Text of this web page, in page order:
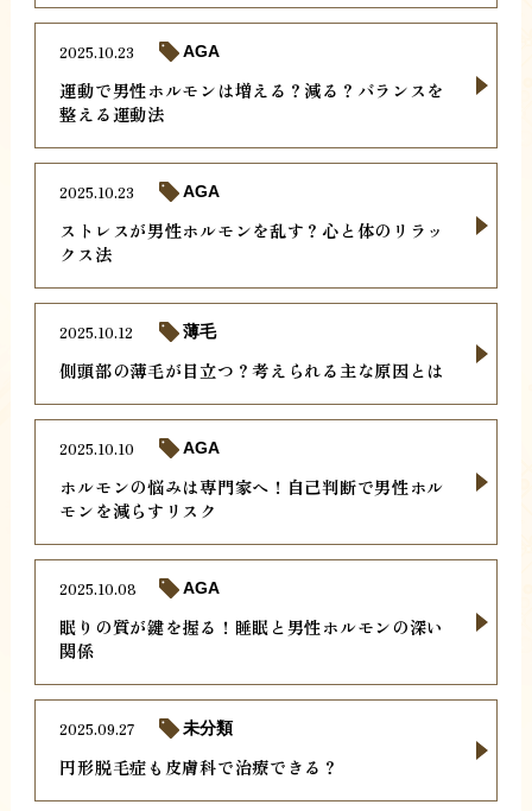
運動で男性ホルモンは増える？減る？バランスを
整える運動法
2025.10.23 AGA
ストレスが男性ホルモンを乱す？心と体のリラッ
クス法
2025.10.23 AGA
側頭部の薄毛が目立つ？考えられる主な原因とは
2025.10.12 薄毛
ホルモンの悩みは専門家へ！自己判断で男性ホル
モンを減らすリスク
2025.10.10 AGA
眠りの質が鍵を握る！睡眠と男性ホルモンの深い
関係
2025.10.08 AGA
円形脱毛症も皮膚科で治療できる？
2025.09.27 未分類